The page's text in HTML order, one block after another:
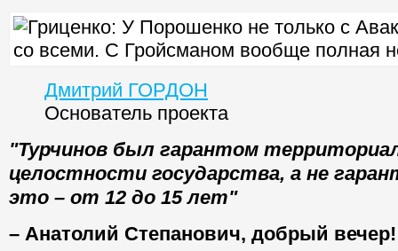
Дмитрий ГОРДОН
Основатель проекта
"Турчинов был гарантом
целостности государства, а не
это – от 12 до 15 лет"
– Анатолий Степанович, добрый вечер!